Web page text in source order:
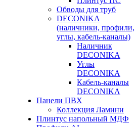
Обводы для труб
DECONIKA
(наличники, профили,
углы, кабель-каналы)
Наличник
DECONIKA
Углы
DECONIKA
Кабель-каналы
DECONIKA
Панели ПВХ
Коллекция Ламини
Плинтус напольный МДФ